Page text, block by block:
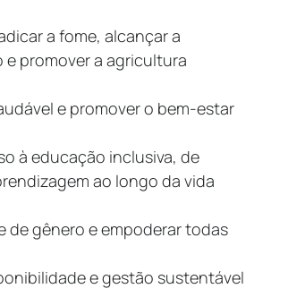
a fome, alcançar a
promover a agricultura
e promover o bem-estar
à educação inclusiva, de
ao longo da vida
de gênero e empoderar todas
e gestão sustentável